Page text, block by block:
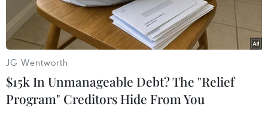
tiếp theo.
JG Wentworth
$15k In Unmanageable Debt? The "Relief
Program" Creditors Hide From You